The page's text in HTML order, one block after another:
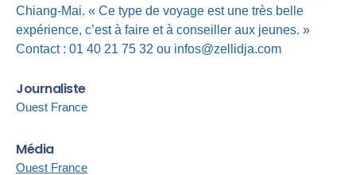
Chiang-Mai. « Ce type de voyage est une très belle
expérience, c’est à faire et à conseiller aux jeunes. »
Contact : 01 40 21 75 32 ou infos@zellidja.com
Journaliste
Ouest France
Média
Ouest France